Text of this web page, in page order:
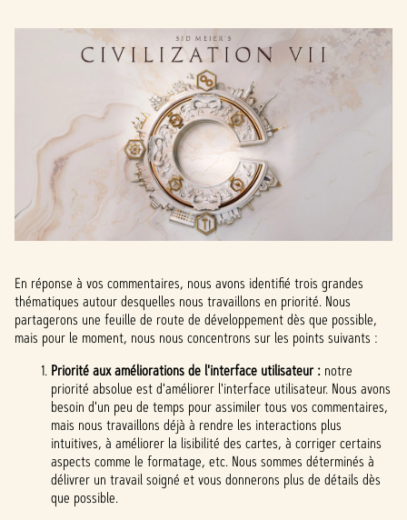
En réponse à vos commentaires, nous avons identifié trois grandes
thématiques autour desquelles nous travaillons en priorité. Nous
partagerons une feuille de route de développement dès que possible,
mais pour le moment, nous nous concentrons sur les points suivants :
Priorité aux améliorations de l'interface utilisateur : notre
priorité absolue est d'améliorer l'interface utilisateur. Nous avons
besoin d'un peu de temps pour assimiler tous vos commentaires,
mais nous travaillons déjà à rendre les interactions plus
intuitives, à améliorer la lisibilité des cartes, à corriger certains
aspects comme le formatage, etc. Nous sommes déterminés à
délivrer un travail soigné et vous donnerons plus de détails dès
que possible.